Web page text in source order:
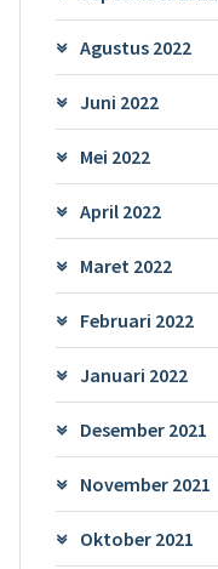
Agustus 2022
Juni 2022
Mei 2022
April 2022
Maret 2022
Februari 2022
Januari 2022
Desember 2021
November 2021
Oktober 2021